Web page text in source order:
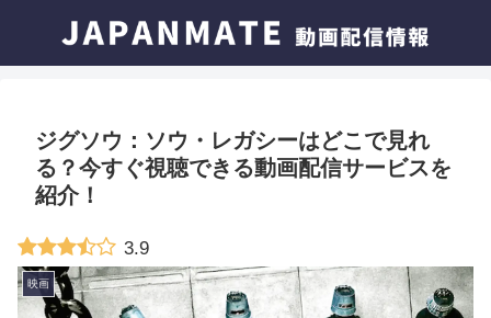
ジグソウ：ソウ・レガシーはどこで見れ
る？今すぐ視聴できる動画配信サービスを
紹介！
3.9
映画